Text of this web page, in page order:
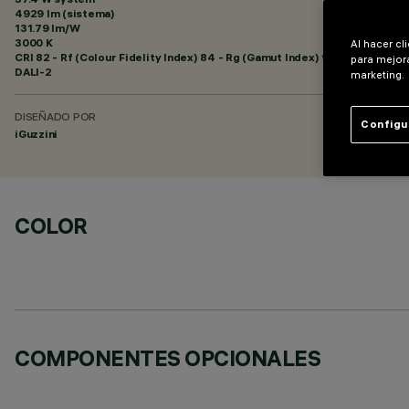
4929 lm (sistema)
131.79 lm/W
3000 K
CRI 82 - Rf (Colour Fidelity Index) 84 - Rg (Gamut Index) 95
DALI-2
DISEÑADO POR
iGuzzini
COLOR
COMPONENTES OPCIONALES
Al hacer
para
marketing.